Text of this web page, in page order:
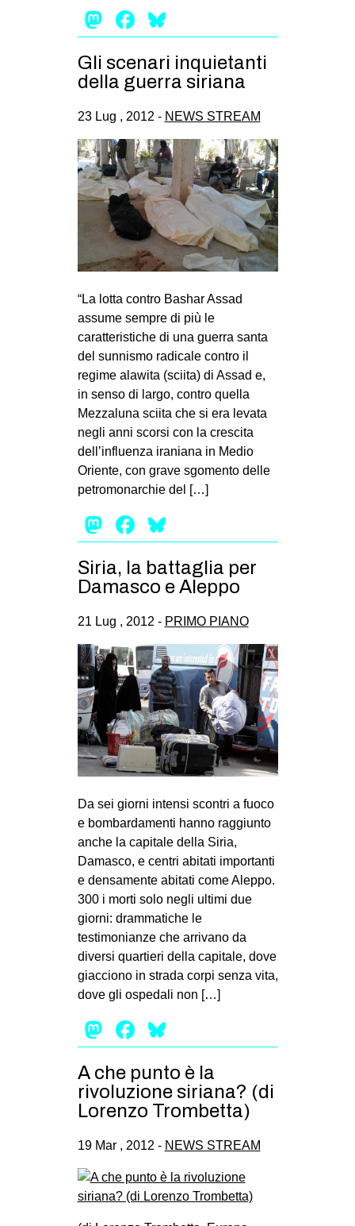
SEARCH
Mastodon
Facebook
Gli scenari inquietanti
della guerra siriana
23 Lug , 2012 - NEWS STREAM
“La lotta contro Bashar Assad
assume sempre di più le
caratteristiche di una guerra santa
del sunnismo radicale contro il
regime alawita (sciita) di Assad e,
in senso di largo, contro quella
Mezzaluna sciita che si era levata
negli anni scorsi con la crescita
dell’influenza iraniana in Medio
Oriente, con grave sgomento delle
petromonarchie del […]
Mastodon
Facebook
Siria, la battaglia per
Damasco e Aleppo
21 Lug , 2012 - PRIMO PIANO
Da sei giorni intensi scontri a fuoco
e bombardamenti hanno raggiunto
anche la capitale della Siria,
Damasco, e centri abitati importanti
e densamente abitati come Aleppo.
300 i morti solo negli ultimi due
giorni: drammatiche le
testimonianze che arrivano da
diversi quartieri della capitale, dove
giacciono in strada corpi senza vita,
dove gli ospedali non […]
Mastodon
Facebook
A che punto è la
rivoluzione siriana? (di
Lorenzo Trombetta)
19 Mar , 2012 - NEWS STREAM